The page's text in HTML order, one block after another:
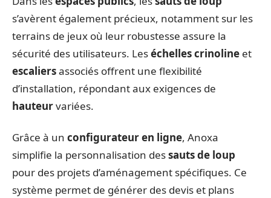
s’avèrent également précieux, notamment sur les
terrains de jeux où leur robustesse assure la
sécurité des utilisateurs. Leséchelles crinoline et
escaliersassociés offrent une flexibilité
d’installation, répondant aux exigences de
hauteurvariées.
Grâce à un configurateur en ligne, Anoxa
simplifie la personnalisation dessauts de loup
pour des projets d’aménagement spécifiques. Ce
système permet de générer des devis et plans